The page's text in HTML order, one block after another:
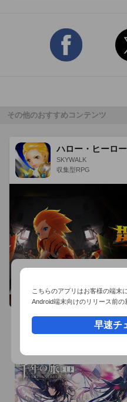
その他のおすすめコンテンツ
ハロー・ヒーロー
SKYWALK
収集型RPG
こちらのアプリはお客様の端末
Android端末向けのリリース前の
早速チ